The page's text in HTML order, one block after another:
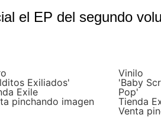
el EP del segundo
Exiliados'
Exile
pinchando imagen
Vinilo
'Baby
Pop'
Tienda
Venta